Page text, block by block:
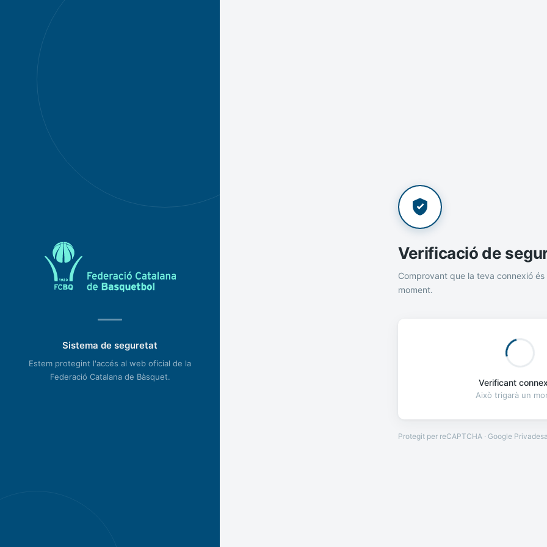
Sistema de seguretat
Estem protegint l'accés al web oficial de la
Federació Catalana de Bàsquet.
Verificació de
Comprovant que la teva connexió és
moment.
Verificant
Això trigarà un
Protegit per reCAPTCHA · Google Privadesa